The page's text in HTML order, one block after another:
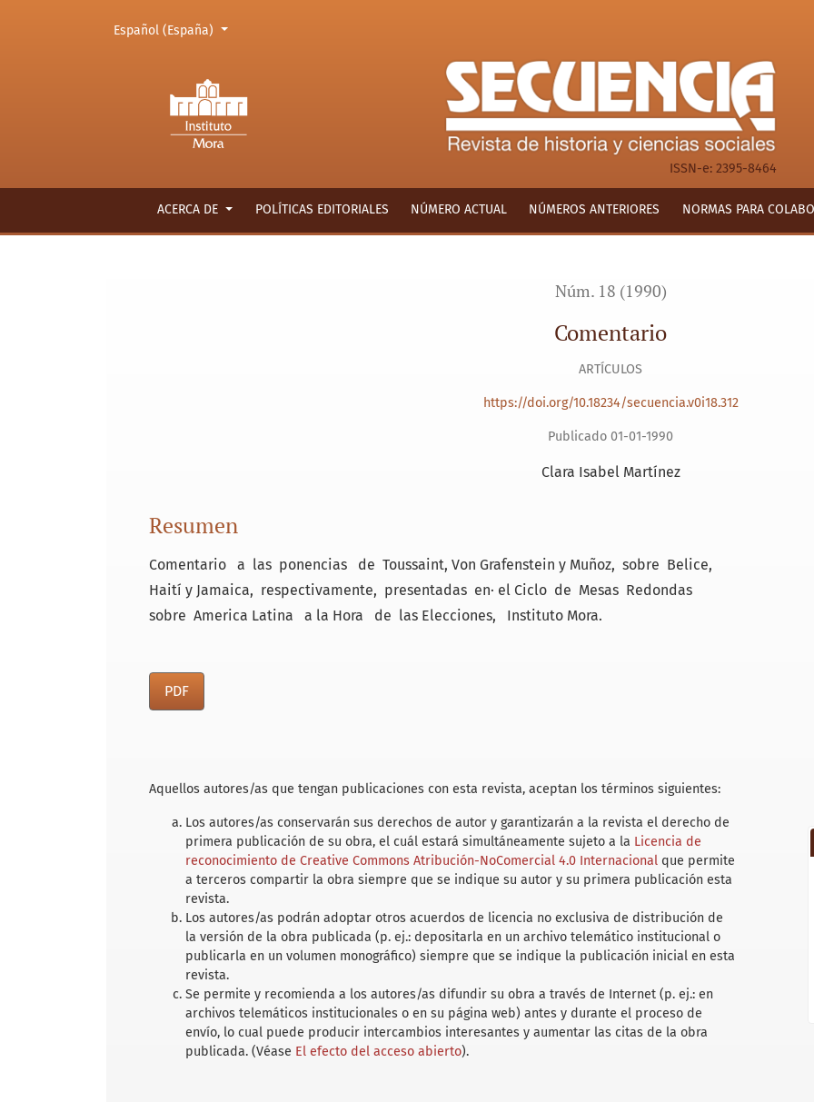
Comentario
ISSN-e: 2395-8464
Cambiar el idioma. El actual es:
Español (España)
ACERCA DE POLÍTICAS EDITORIALES NÚMERO ACTUAL NÚMEROS ANTERIORES NORMAS PARA
Núm. 18 (1990)
Comentario
ARTÍCULOS
https://doi.org/10.18234/secuencia.v0i18.312
Publicado 01-01-1990
Clara Isabel Martínez
Resumen
Comentario a las ponencias de Toussaint, Von Grafenstein y Muñoz, sobre Belice,
Haití y Jamaica, respectivamente, presentadas en· el Ciclo de Mesas Redondas
sobre America Latina a la Hora de las Elecciones, Instituto Mora.
PDF
Aquellos autores/as que tengan publicaciones con esta revista, aceptan los términos siguientes:
Los autores/as conservarán sus derechos de autor y garantizarán a la revista el derecho de
primera publicación de su obra, el cuál estará simultáneamente sujeto a la Licencia de
reconocimiento de Creative Commons Atribución-NoComercial 4.0 Internacional que permite
a terceros compartir la obra siempre que se indique su autor y su primera publicación esta
revista.
Los autores/as podrán adoptar otros acuerdos de licencia no exclusiva de distribución de
la versión de la obra publicada (p. ej.: depositarla en un archivo telemático institucional o
publicarla en un volumen monográfico) siempre que se indique la publicación inicial en esta
revista.
Se permite y recomienda a los autores/as difundir su obra a través de Internet (p. ej.: en
archivos telemáticos institucionales o en su página web) antes y durante el proceso de
envío, lo cual puede producir intercambios interesantes y aumentar las citas de la obra
publicada. (Véase El efecto del acceso abierto).